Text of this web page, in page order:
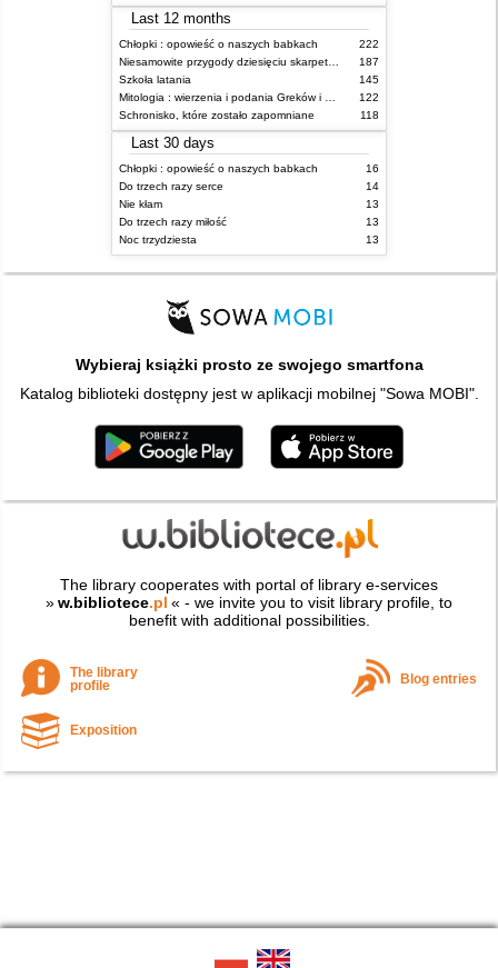
Last 12 months
Chłopki : opowieść o naszych babkach
222
187
Szkoła latania
145
122
Schronisko, które zostało zapomniane
118
Last 30 days
Chłopki : opowieść o naszych babkach
16
Do trzech razy serce
14
Nie kłam
13
Do trzech razy miłość
13
Noc trzydziesta
13
Wybieraj książki prosto ze swojego smartfona
Katalog biblioteki dostępny jest w aplikacji mobilnej "Sowa MOBI".
The library cooperates with portal of library e-services
»w.bibliotece.pl « - we invite you to visit library profile, to
benefit with additional possibilities.
The library
profile
Blog entries
Exposition